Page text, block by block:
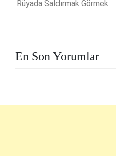
Rüyada Saldırmak Görmek
En Son Yorumlar